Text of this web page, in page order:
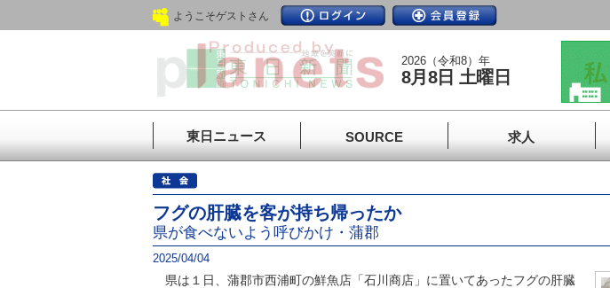
ようこそゲストさん
2026（令和8）年
8月8日 土曜日
東日ニュース SOURCE 求人
フグの肝臓を客が持ち帰ったか
県が食べないよう呼びかけ・蒲郡
2025/04/04
県は１日、蒲郡市西浦町の鮮魚店「石川商店」に置いてあったフグの肝臓